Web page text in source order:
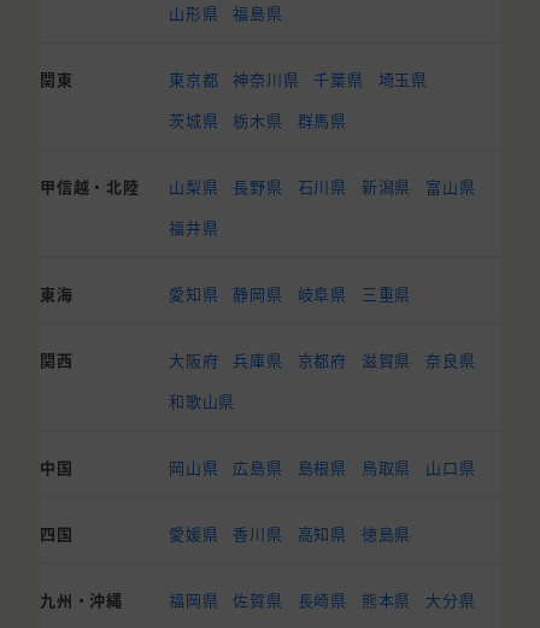
山形県
福島県
関東 東京都 神奈川県 千葉県
埼玉県
茨城県
栃木県 群馬県
甲信越・北陸 山梨県 長野県 石川県 新潟県
富山県
福井県
東海 愛知県 静岡県 岐阜県 三重県
関西 大阪府 兵庫県 京都府 滋賀県
奈良県
和歌山県
中国 岡山県 広島県 島根県 鳥取県 山口県
四国 愛媛県 香川県 高知県 徳島県
九州・沖縄 福岡県 佐賀県 長崎県 熊本県
大分県